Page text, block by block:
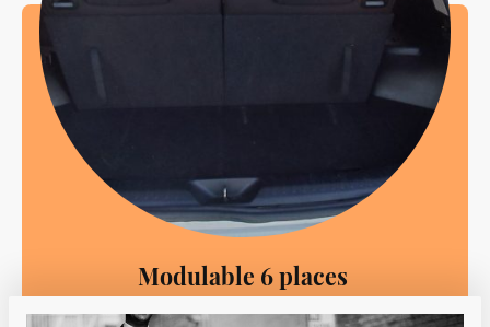
Modulable 6 places